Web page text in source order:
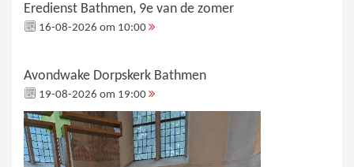
Eredienst Bathmen, 9e van de zomer
16-08-2026 om 10:00
Avondwake Dorpskerk Bathmen
19-08-2026 om 19:00